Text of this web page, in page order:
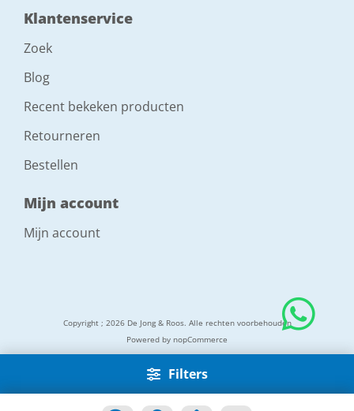
Filters
Klantenservice
Zoek
Blog
Recent bekeken producten
Retourneren
Bestellen
Mijn account
Mijn account
Copyright ; 2026 De Jong & Roos. Alle rechten voorbehouden
Powered by nopCommerce